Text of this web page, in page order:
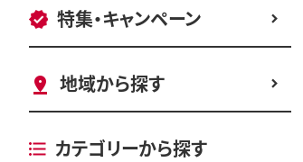
特集・キャンペーン
地域から探す
カテゴリーから探す